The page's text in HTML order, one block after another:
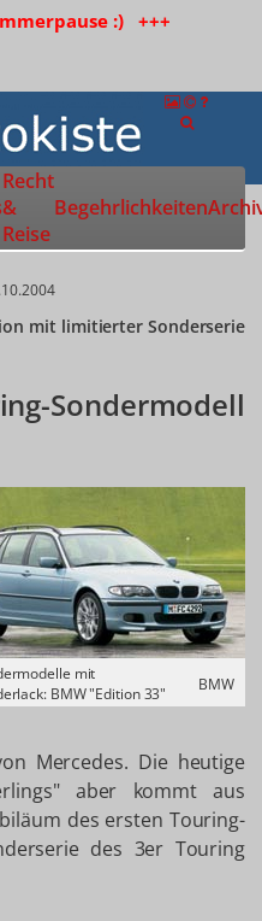
:) +++
Recht
&
Reise
Begehrlichkeiten
mit limitierter Sonderserie
Sondermodell
mit
BMW "Edition 33"
BMW
Mercedes. Die heutige
aber kommt aus
des ersten Touring-
des 3er Touring